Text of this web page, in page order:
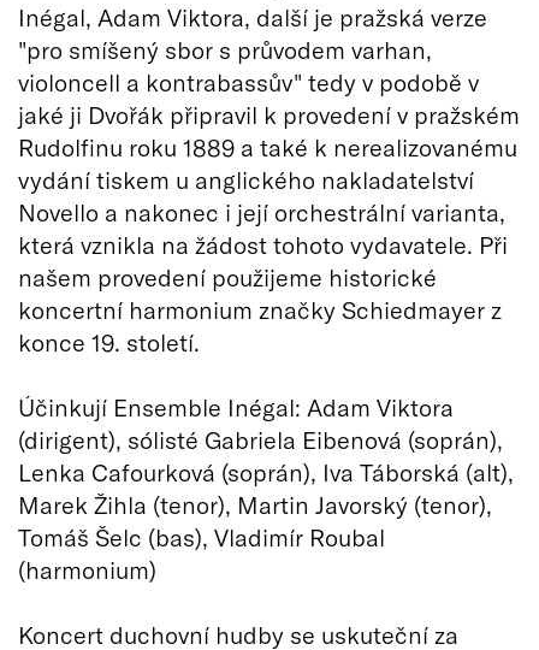
Inégal, Adam Viktora, další je pražská verze
"pro smíšený sbor s průvodem varhan,
violoncell a kontrabassův" tedy v podobě v
jaké ji Dvořák připravil k provedení v pražském
Rudolfinu roku 1889 a také k nerealizovanému
vydání tiskem u anglického nakladatelství
Novello a nakonec i její orchestrální varianta,
která vznikla na žádost tohoto vydavatele. Při
našem provedení použijeme historické
koncertní harmonium značky Schiedmayer z
konce 19. století.
Účinkují Ensemble Inégal: Adam Viktora
(dirigent), sólisté Gabriela Eibenová (soprán),
Lenka Cafourková (soprán), Iva Táborská (alt),
Marek Žihla (tenor), Martin Javorský (tenor),
Tomáš Šelc (bas), Vladimír Roubal
(harmonium)
Koncert duchovní hudby se uskuteční za